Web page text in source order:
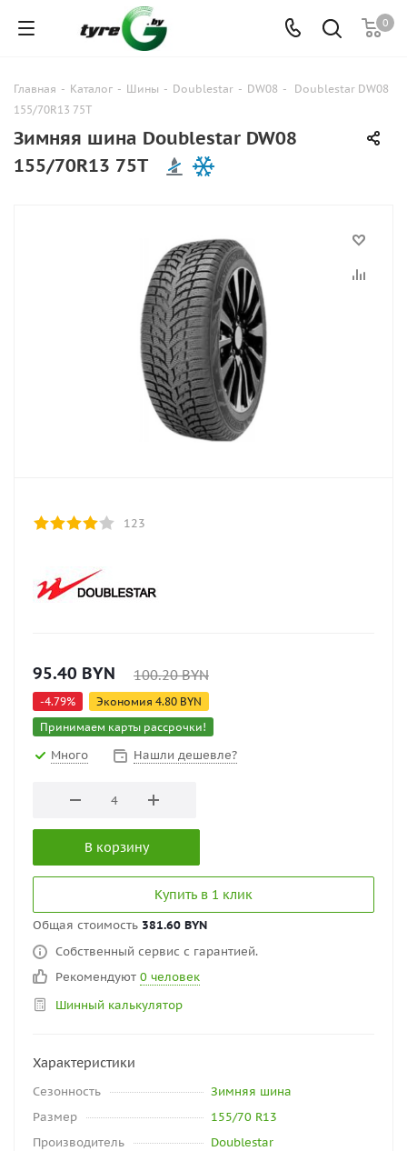
0
Главная - Каталог - Шины - Doublestar - DW08 -
Doublestar DW08
155/70R13 75T
Зимняя шина Doublestar DW08
155/70R13 75T
123
95.40 BYN 100.20BYN
-4.79% Экономия 4.80 BYN
Принимаем карты рассрочки!
Много Нашли дешевле?
В корзину
Купить в 1 клик
Общая стоимость 381.60 BYN
Собственный сервис с гарантией.
Рекомендуют 0 человек
Шинный калькулятор
Характеристики
Сезонность
Зимняя шина
Размер
155/70 R13
Производитель
Doublestar